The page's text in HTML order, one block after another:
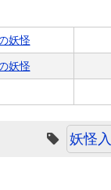
妖怪
妖怪
妖怪